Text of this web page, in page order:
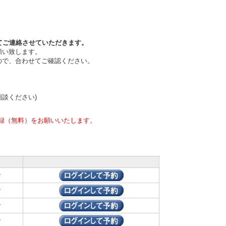
連絡させていただきます。
致します。
、合わせてご確認ください。
ください)
無料）をお願いいたします。